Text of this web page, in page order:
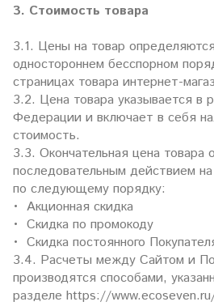
3. Стоимость товара
3.1. Цены на товар
одностороннем бесспорном
страницах товара интернет-
3.2. Цена товара указывается в
Федерации и включает в себя
стоимость.
3.3. Окончательная цена товара
последовательным действием
по следующему порядку:
• Акционная скидка
• Скидка по промокоду
• Скидка постоянного
3.4. Расчеты между Сайтом и
производятся способами,
разделе https://